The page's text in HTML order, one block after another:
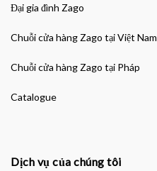
Đại gia đình Zago
Chuỗi cửa hàng Zago tại Việt Nam
Chuỗi cửa hàng Zago tại Pháp
Catalogue
Dịch vụ của chúng tôi